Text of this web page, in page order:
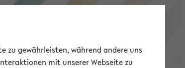
eKVV
zu gewährleisten, während andere uns
mit unserer Webseite zu